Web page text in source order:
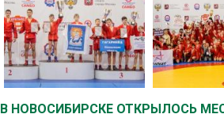
В НОВОСИБИРСКЕ ОТКРЫЛОСЬ